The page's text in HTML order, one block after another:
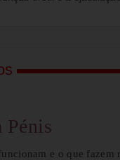
Pénis
e o que fazem